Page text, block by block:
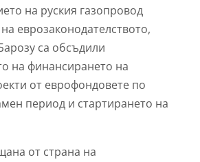
на руския газопровод
еврозаконодателството,
са обсъдили
на финансирането на
от еврофондовете по
период и стартирането на
от страна на